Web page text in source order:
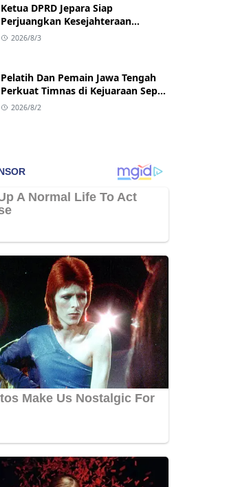
Ketua DPRD Jepara Siap
Perjuangkan Kesejahteraan
Satlinmas Jepara
2026/8/3
Pelatih Dan Pemain Jawa Tengah
Perkuat Timnas di Kejuaraan Sepak
takraw Internasional
2026/8/2